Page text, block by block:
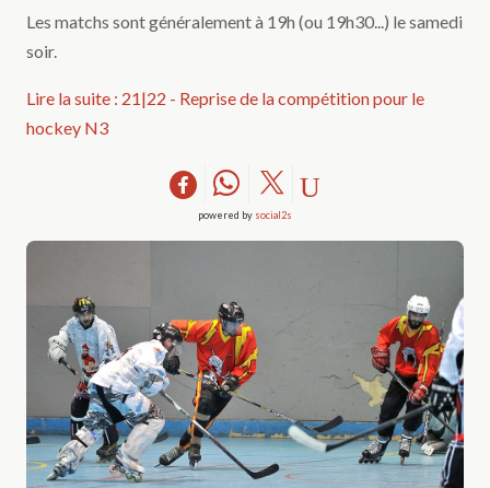
Les matchs sont généralement à 19h (ou 19h30...) le samedi
soir.
Lire la suite : 21|22 - Reprise de la compétition pour le
hockey N3
powered by social2s